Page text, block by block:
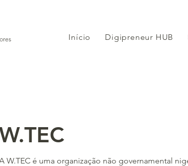
Início Digipreneur HUB
W.TEC é uma organização não governamental